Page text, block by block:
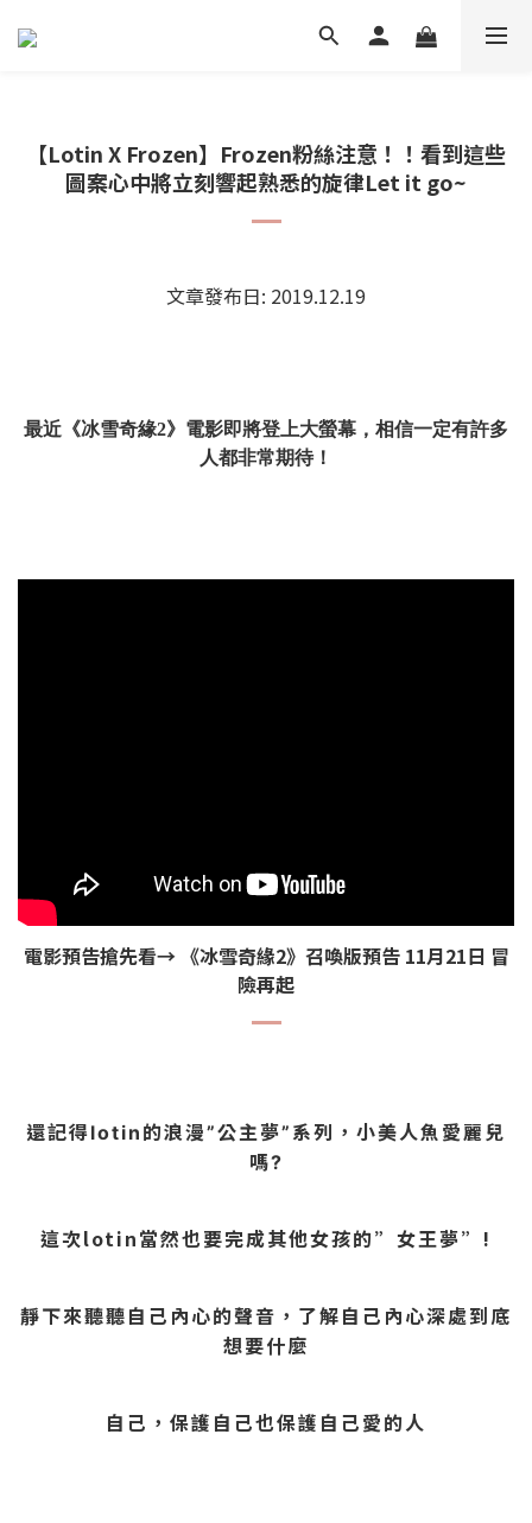
【Lotin X Frozen】Frozen粉絲注意！！看到這些
圖案心中將立刻響起熟悉的旋律Let it go~
文章發布日: 2019.12.19
最近《冰雪奇緣2》電影即將登上大螢幕，相信一定有許多
人都非常期待！
電影預告搶先看→ 《冰雪奇緣2》召喚版預告 11月21日 冒
險再起
還記得lotin的浪漫”公主夢”系列，小美人魚愛麗兒
嗎?
這次lotin當然也要完成其他女孩的”女王夢”!
靜下來聽聽自己內心的聲音，了解自己內心深處到底
想要什麼
自己，保護自己也保護自己愛的人